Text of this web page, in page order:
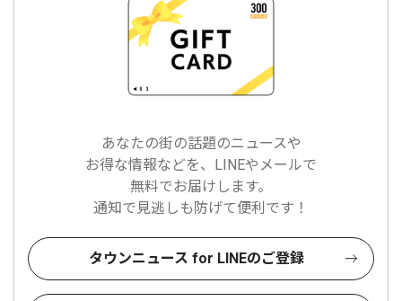
あなたの街の話題のニュースや
お得な情報などを、LINEやメールで
無料でお届けします。
通知で見逃しも防げて便利です！
タウンニュース for LINEのご登録